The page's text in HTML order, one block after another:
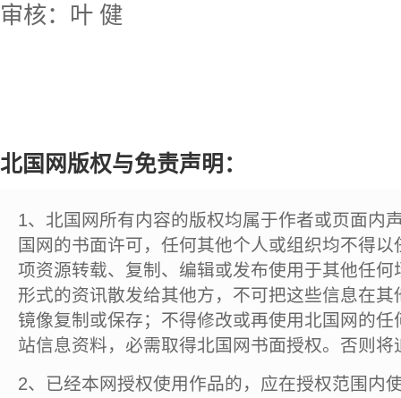
审核：叶 健
北国网版权与免责声明：
1、北国网所有内容的版权均属于作者或页面内
国网的书面许可，任何其他个人或组织均不得
项资源转载、复制、编辑或发布使用于其他任
形式的资讯散发给其他方，不可把这些信息在
镜像复制或保存；不得修改或再使用北国网的
站信息资料，必需取得北国网书面授权。否则将
2、已经本网授权使用作品的，应在授权范围内